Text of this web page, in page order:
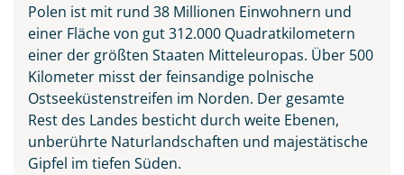
Panorama von Breslau
©dudlajzov - stock.adobe.com
Polen ist mit rund 38 Millionen Einwohnern und
einer Fläche von gut 312.000 Quadratkilometern
einer der größten Staaten Mitteleuropas. Über 500
Kilometer misst der feinsandige polnische
Ostseeküstenstreifen im Norden. Der gesamte
Rest des Landes besticht durch weite Ebenen,
unberührte Naturlandschaften und majestätische
Gipfel im tiefen Süden.